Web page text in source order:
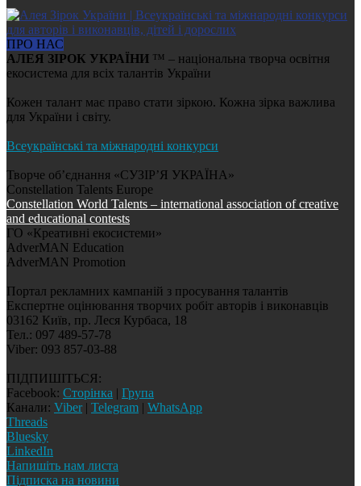
ПРО НАС
АЛЕЯ ЗІРОК УКРАЇНИ ™ – національна творча освітня
екосистема для всіх талантів України
Кожен талант має право стати зіркою. Кожна зірка важлива
для України і світу.
Всеукраїнські та міжнародні конкурси
Творче об’єднання «СУЗІР’Я УКРАЇНА»
Constellation Talents Europe
Constellation World Talents – international association of creative
and educational contests
ГО «Креативні екосистеми»
AdverMAN Education
AdverMAN Promotion
Портал рекламних кампаній з просування талантів
Експертне оцінювання творчих робіт авторів і виконавців
03162 Київ, пр. Леся Курбаса, 18
Тел.: 097 489-57-78
Viber: 093 857-03-88
ПІДПИШІТЬСЯ:
Facebook: Сторінка | Група
Канали: Viber| Telegram | WhatsApp
Threads
Bluesky
LinkedIn
Напишіть нам листа
Підписка на новини